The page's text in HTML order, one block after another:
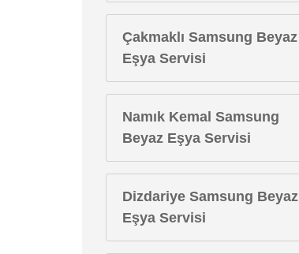
Çakmaklı Samsung Beyaz
Eşya Servisi
Namık Kemal Samsung
Beyaz Eşya Servisi
Dizdariye Samsung Beyaz
Eşya Servisi